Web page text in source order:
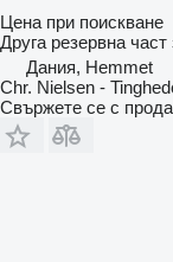
Цена при поискване
Друга резервна
Дания, Hemmet
Chr. Nielsen -
Свържете се с